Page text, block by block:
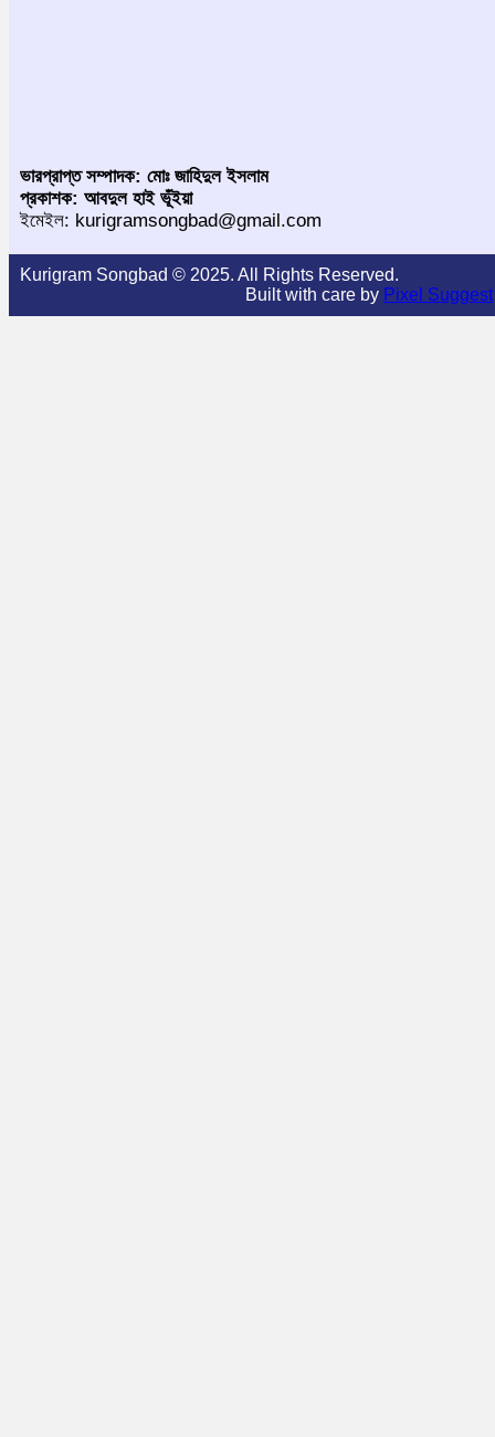
ভারপ্রাপ্ত সম্পাদক: মোঃ জাহিদুল ইসলাম
প্রকাশক: আবদুল হাই ভূঁইয়া
ইমেইল: kurigramsongbad@gmail.com
Kurigram Songbad © 2025. All Rights Reserved.
Built with care by Pixel Suggest